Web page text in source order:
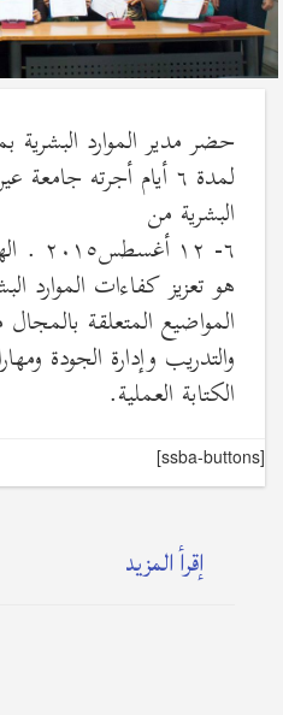
حضر مدير الموارد البشرية
لمدة ٦ أيام أجرته
البشرية من
٦-
هو تعزيز كفاءات الموارد
المواضيع المتعلقة بالمجال
والتدريب وإدارة الجودة
الكتابة العملية.
[ssba-buttons]
إقرأ المزيد